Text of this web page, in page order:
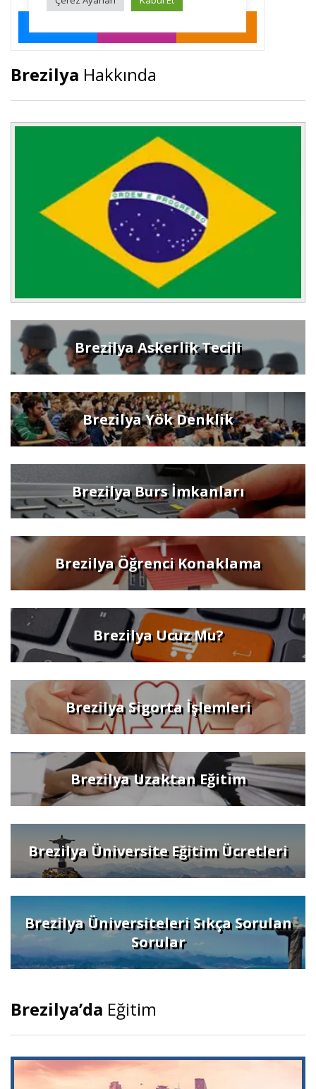
Brezilya Hakkında
Brezilya Askerlik Tecili
Brezilya Yök Denklik
Brezilya Burs İmkanları
Brezilya Öğrenci Konaklama
Brezilya Ucuz Mu?
Brezilya Sigorta İşlemleri
Brezilya Uzaktan Eğitim
Brezilya Üniversite Eğitim Ücretleri
Brezilya Üniversiteleri Sıkça Sorulan
Sorular
Brezilya’da Eğitim